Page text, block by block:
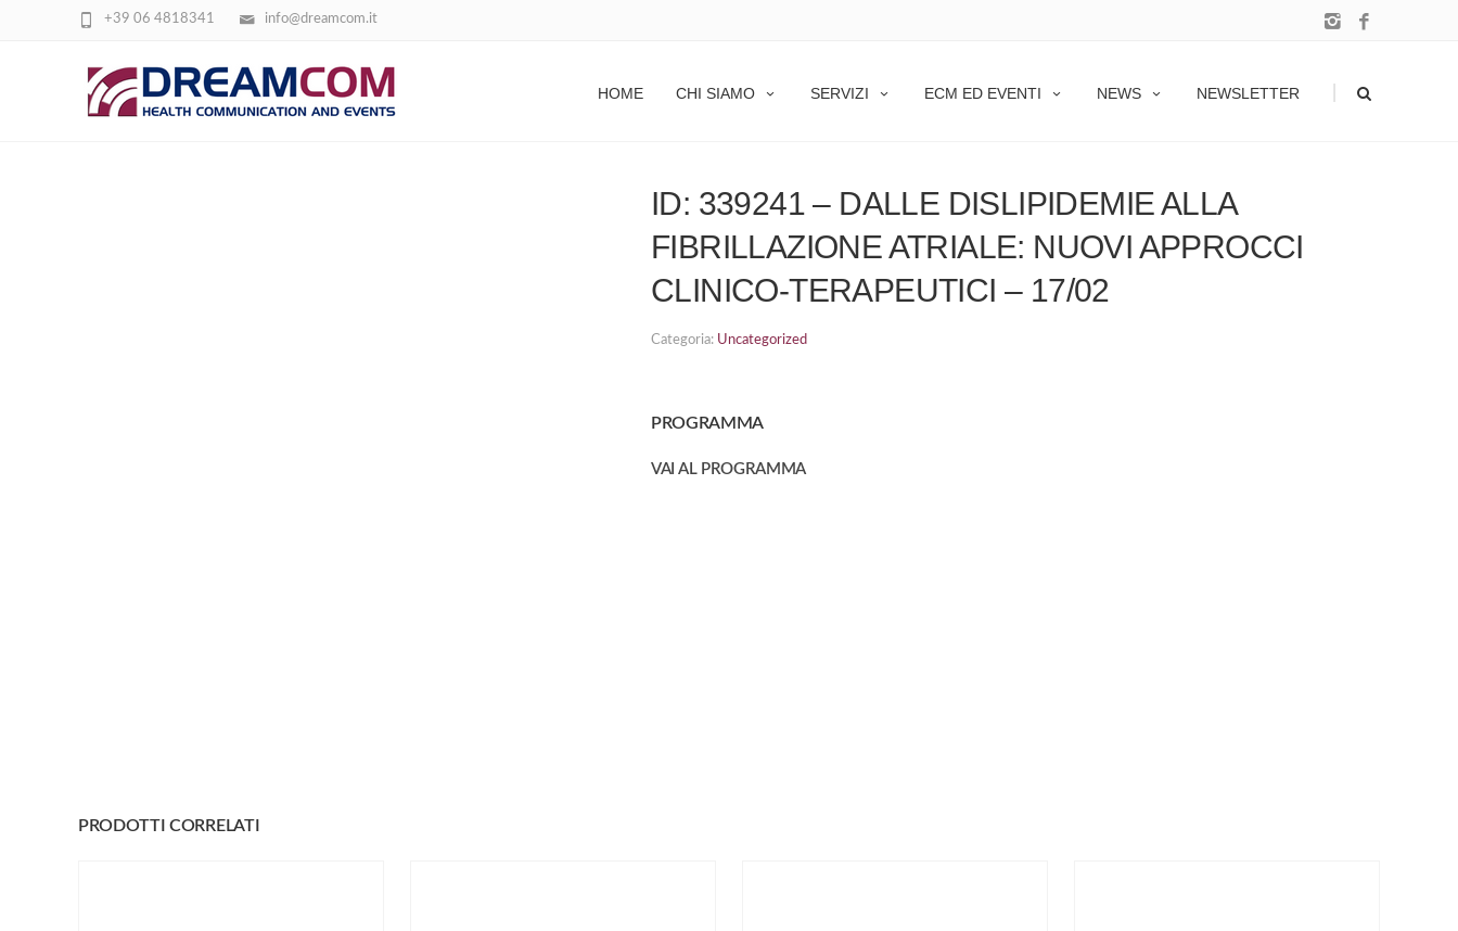
info@dreamcom.it
+39 06 4818341
HOME CHI SIAMO SERVIZI ECM ED EVENTI NEWS NEWSLETTER
ID: 339241 – DALLE DISLIPIDEMIE ALLA FIBRILLAZIONE ATRIALE: NUOVI APPROCCI CLINICO-TERAPEUTICI – 17/02
ID: 339241 – DALLE DISLIPIDEMIE ALLA
FIBRILLAZIONE ATRIALE: NUOVI APPROCCI
CLINICO-TERAPEUTICI – 17/02
Categoria: Uncategorized
PROGRAMMA
VAI AL PROGRAMMA
PRODOTTI CORRELATI